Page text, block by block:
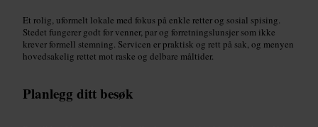
Et rolig, uformelt lokale med fokus på enkle retter og sosial spising.
Stedet fungerer godt for venner, par og forretningslunsjer som ikke
krever formell stemning. Servicen er praktisk og rett på sak, og menyen
hovedsakelig rettet mot raske og delbare måltider.
Planlegg ditt besøk